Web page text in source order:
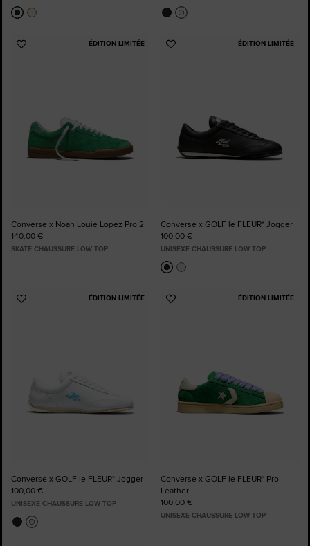
ÉDITION LIMITÉE
Ajouter
Converse x Noah Louie Lopez Pro 2
140,00 €
SKATE CHAUSSURE LOW TOP
ÉDITION LIMITÉE
Ajouter
Converse x GOLF le FLEUR* Jogger
100,00 €
UNISEXE CHAUSSURE LOW TOP
ÉDITION LIMITÉE
Ajouter
Converse x GOLF le FLEUR* Jogger
100,00 €
UNISEXE CHAUSSURE LOW TOP
ÉDITION LIMITÉE
Ajouter
Converse x GOLF le FLEUR* Pro
Leather
100,00 €
UNISEXE CHAUSSURE LOW TOP